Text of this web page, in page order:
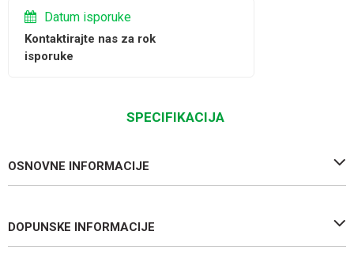
Datum isporuke
Kontaktirajte nas za rok
isporuke
SPECIFIKACIJA
OSNOVNE INFORMACIJE
DOPUNSKE INFORMACIJE